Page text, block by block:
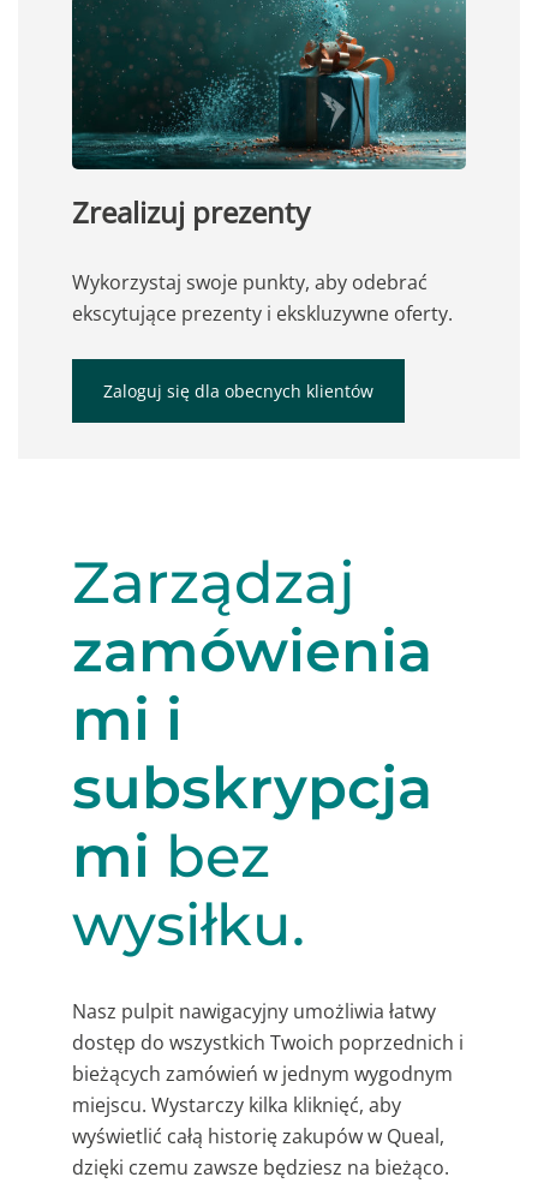
Zrealizuj prezenty
Wykorzystaj swoje punkty, aby odebrać
ekscytujące prezenty i ekskluzywne oferty.
Zaloguj się dla obecnych klientów
Zarządzaj
zamówienia
mi i
subskrypcja
mi bez
wysiłku.
Nasz pulpit nawigacyjny umożliwia łatwy
dostęp do wszystkich Twoich poprzednich i
bieżących zamówień w jednym wygodnym
miejscu. Wystarczy kilka kliknięć, aby
wyświetlić całą historię zakupów w Queal,
dzięki czemu zawsze będziesz na bieżąco.